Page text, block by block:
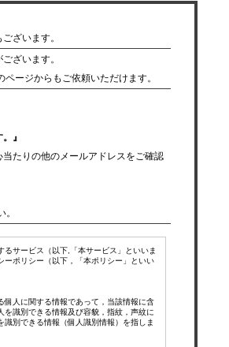
ざいます。
ざいます。
ージからもご依頼いただけます。
』
たりの他のメールアドレスをご確認
サービス（以下,「本サービス」といいま
ーポリシー（以下，「本ポリシー」といい
個人に関する情報であって，当該情報に含
を識別できる情報及び容貌，指紋，声紋に
別できる情報（個人識別情報）を指しま